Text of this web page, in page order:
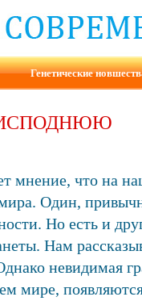
Генетические
мнение, что на
Один,
Но есть и
Нам
невидимая
мире,